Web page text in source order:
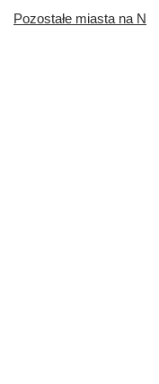
Pozostałe miasta na N